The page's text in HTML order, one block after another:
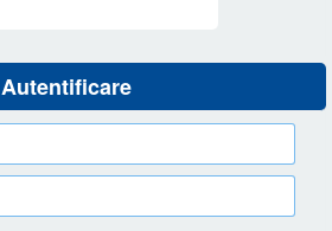
Autentificare